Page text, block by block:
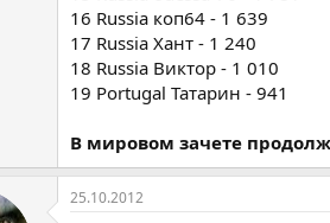
16 Russia коп64 - 1 639
17 Russia Хант - 1 240
18 Russia Виктор - 1 010
19 Portugal Татарин - 941
В мировом зачете
25.10.2012